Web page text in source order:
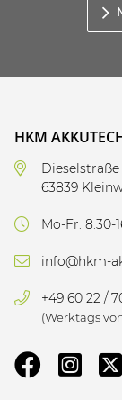
HKM
Dieselstraße
63839
Mo-Fr: 8:30-
info@hkm-
+49 60 22 /
(Werktags